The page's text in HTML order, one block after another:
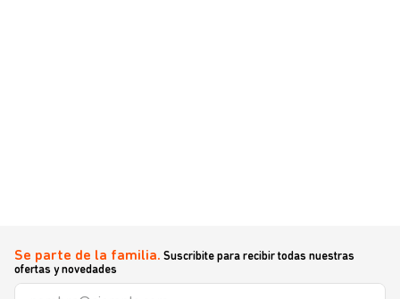
Se parte de la familia. Suscribite para recibir todas nuestras
ofertas y novedades